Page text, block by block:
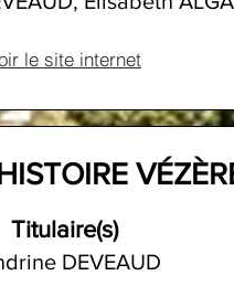
le site internet
Titulaire(s)
DEVEAUD